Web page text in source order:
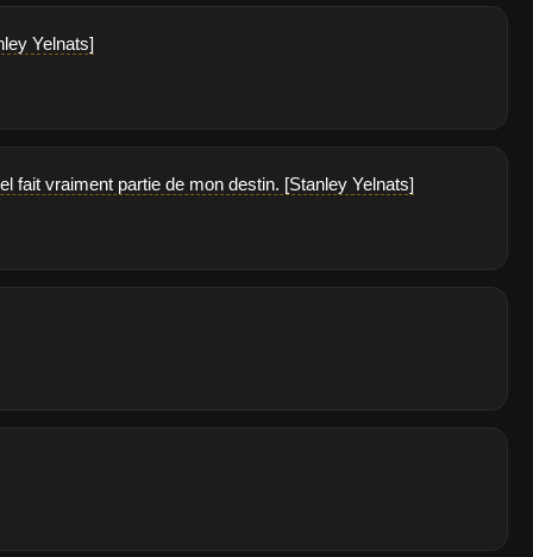
Yelnats]
fait vraiment partie de mon destin. [Stanley Yelnats]